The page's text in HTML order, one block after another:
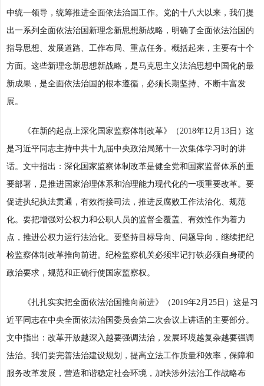
中统一领导，统筹推进全面依法治国工作。党的十八大以来，我们提
出一系列全面依法治国新理念新思想新战略，明确了全面依法治国的
指导思想、发展道路、工作布局、重点任务。概括起来，主要有十个
方面。这些新理念新思想新战略，是马克思主义法治思想中国化的最
新成果，是全面依法治国的根本遵循，必须长期坚持、不断丰富发
展。
《在新的起点上深化国家监察体制改革》（2018年12月13日）这
是习近平同志主持中共十九届中央政治局第十一次集体学习时的讲
话。文中指出：深化国家监察体制改革是健全党和国家监督体系的重
要部署，是推进国家治理体系和治理能力现代化的一项重要改革。要
促进执纪执法贯通，有效衔接司法，推进反腐败工作法治化、规范
化。要把增强对公权力和公职人员的监督全覆盖、有效性作为着力
点，推进公权力运行法治化。要坚持目标导向、问题导向，继续把纪
检监察体制改革推向前进。纪检监察机关必须牢记打铁必须自身硬的
政治要求，规范和正确行使国家监察权。
《扎扎实实把全面依法治国推向前进》（2019年2月25日）这是习
近平同志在中央全面依法治国委员会第二次会议上讲话的主要部分。
文中指出：改革开放越深入越要强调法治，发展环境越复杂越要强调
法治。我们要完善法治建设规划，提高立法工作质量和效率，保障和
服务改革发展，营造和谐稳定社会环境，加快涉外法治工作战略布